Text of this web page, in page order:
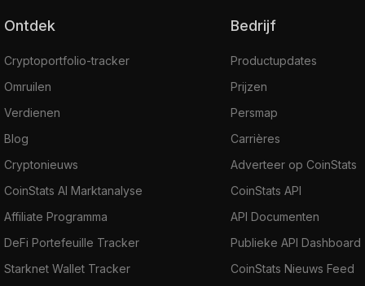
Ontdek
Cryptoportfolio-tracker
Omruilen
Verdienen
Blog
Cryptonieuws
CoinStats AI Marktanalyse
Affiliate Programma
DeFi Portefeuille Tracker
Starknet Wallet Tracker
Bedrijf
Productupdates
Prijzen
Persmap
Carrières
Adverteer op CoinStats
CoinStats API
API Documenten
Publieke API Dashboard
CoinStats Nieuws Feed